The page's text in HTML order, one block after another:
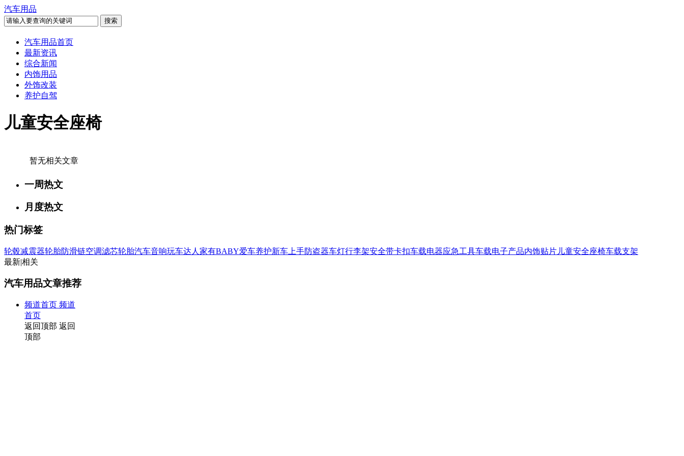
汽车用品
汽车用品首页
最新资讯
综合新闻
内饰用品
外饰改装
养护自驾
儿童安全座椅
暂无相关文章
一周热文
月度热文
热门标签
轮毂减震器轮胎防滑链空调滤芯轮胎汽车音响玩车达人 家有BABY爱车养护新车上手防盗器车灯行李架安全带卡扣车载电器应急工具车载电子产品内饰贴片 儿童安全座椅车载支架
最新|相关
汽车用品文章推荐
频道首页 频道
首页
返回顶部 返回
顶部